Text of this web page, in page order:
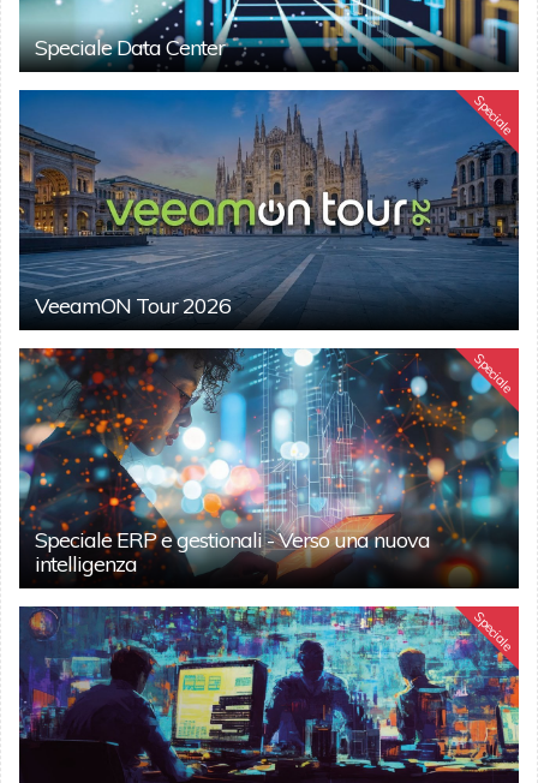
Speciale Data Center
Speciale
VeeamON Tour 2026
Speciale
Speciale ERP e gestionali - Verso una nuova
intelligenza
Speciale